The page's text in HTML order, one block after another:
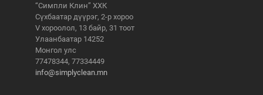
“Симпли Клин” ХХК
Сүхбаатар дүүрэг, 2-р хороо
V хороолол, 13 байр, 31 тоот
Улаанбаатар 14252
Монгол улс
77478344, 77334449
info@simplyclean.mn